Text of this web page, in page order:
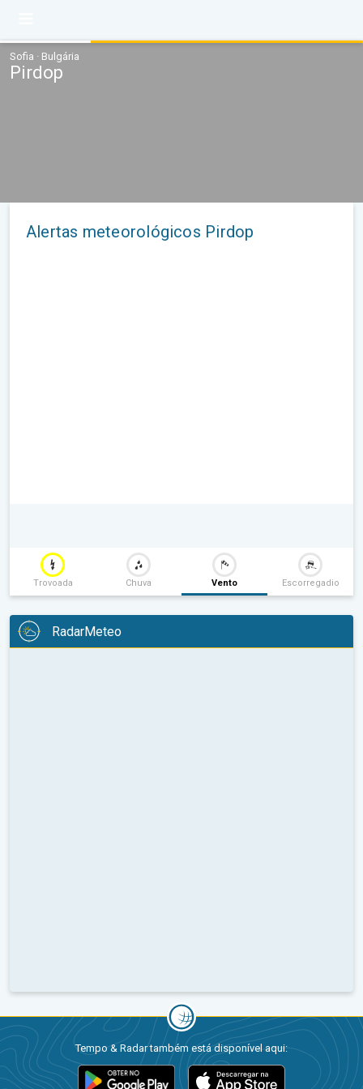
Sofia · Bulgária
Pirdop
Alertas meteorológicos Pirdop
Trovoada Chuva Vento Escorregadio
RadarMeteo
Tempo & Radar também está disponível aqui: